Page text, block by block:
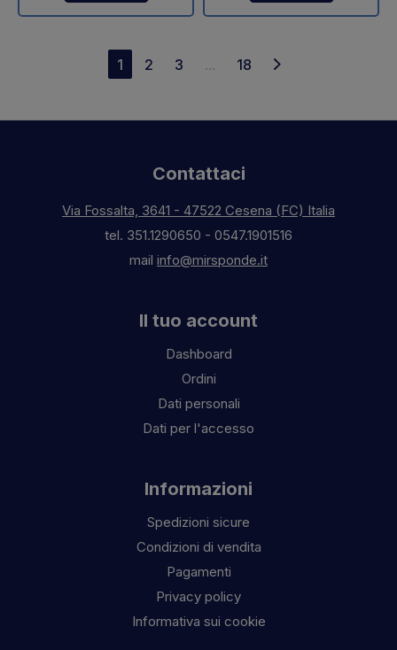
1 2 3 ... 18
Contattaci
Via Fossalta, 3641 - 47522 Cesena (FC) Italia
tel. 351.1290650 - 0547.1901516
mail info@mirsponde.it
Il tuo account
Dashboard
Ordini
Dati personali
Dati per l'accesso
Informazioni
Spedizioni sicure
Condizioni di vendita
Pagamenti
Privacy policy
Informativa sui cookie